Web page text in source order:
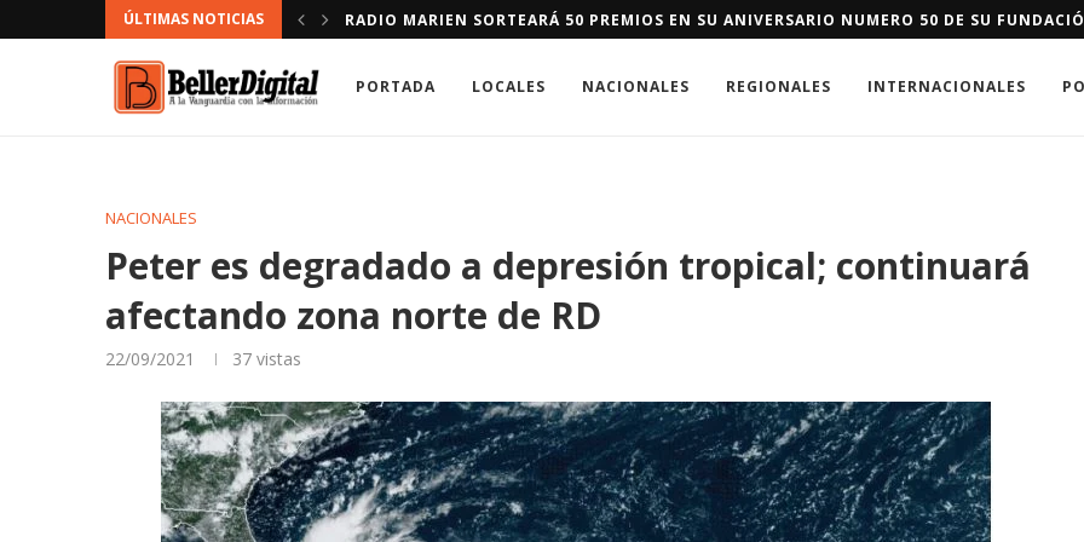
ÚLTIMAS NOTICIAS DEFENSOR DEL PUEBLO IMPULSA EN DAJABÓN SISTEMA DE ALERTA Y RESPUESTA
PORTADA LOCALES NACIONALES REGIONALES INTERNACIONALES
NACIONALES
Peter es degradado a depresión tropical; continuará
afectando zona norte de RD
22/09/2021 37 vistas